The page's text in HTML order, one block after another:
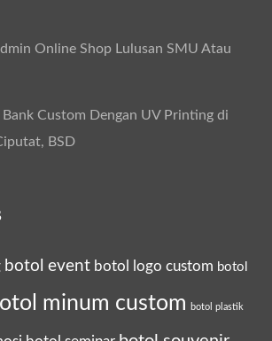
Online Shop Lulusan SMU Atau
Bank Custom Dengan UV Printing di
BSD
botol event botol logo custom botol
minum custom botol plastik